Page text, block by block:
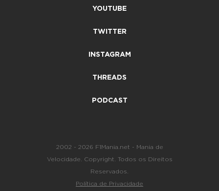
YOUTUBE
TWITTER
INSTAGRAM
THREADS
PODCAST
2002 - 2026 F1Mania.net - Mania de
Velocidade. Copyright. Todos os Direitos
Reservados.
Política de Privacidade